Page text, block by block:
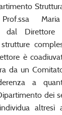
dal
è
da un
a
dei
altresì